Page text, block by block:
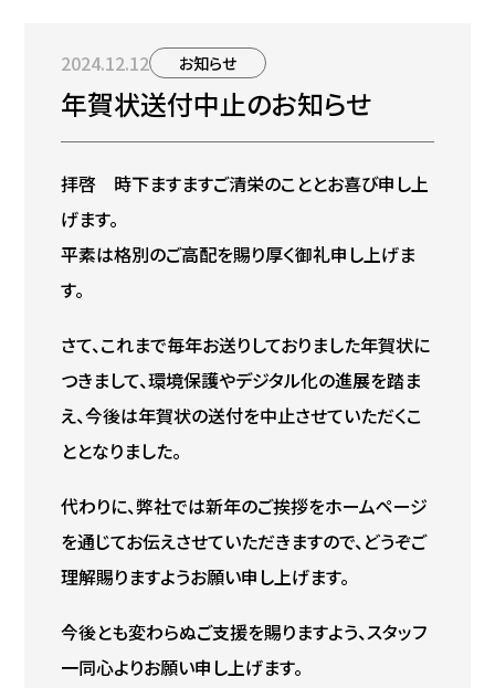
2024.12.12 お知らせ
年賀状送付中止のお知らせ
拝啓 時下ますますご清栄のこととお喜び申し上
げます。
平素は格別のご高配を賜り厚く御礼申し上げま
す。
さて、これまで毎年お送りしておりました年賀状に
つきまして、環境保護やデジタル化の進展を踏ま
え、今後は年賀状の送付を中止させていただくこ
ととなりました。
代わりに、弊社では新年のご挨拶をホームページ
を通じてお伝えさせていただきますので、どうぞご
理解賜りますようお願い申し上げます。
今後とも変わらぬご支援を賜りますよう、スタッフ
一同心よりお願い申し上げます。